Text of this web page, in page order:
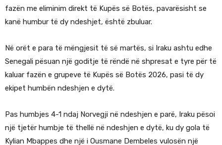
fazën me eliminim direkt të Kupës së Botës, pavarësisht se
kanë humbur të dy ndeshjet, është zbuluar.
Në orët e para të mëngjesit të së martës, si Iraku ashtu edhe
Senegali pësuan një goditje të rëndë në shpresat e tyre për të
kaluar fazën e grupeve të Kupës së Botës 2026, pasi të dy
ekipet humbën ndeshjen e dytë.
Pas humbjes 4-1 ndaj Norvegji në ndeshjen e parë, Iraku pësoi
një tjetër humbje të thellë në ndeshjen e dytë, ku dy gola të
Kylian Mbappes dhe një i Ousmane Dembeles vulosën një